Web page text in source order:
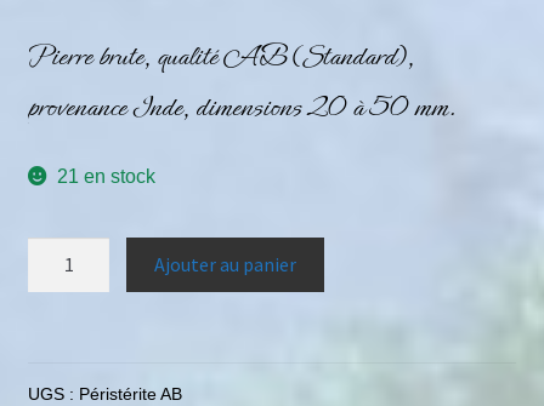
Pierre brute, qualité AB (Standard),
provenance Inde, dimensions 20 à 50 mm.
21 en stock
Ajouter au panier
UGS : Péristérite AB